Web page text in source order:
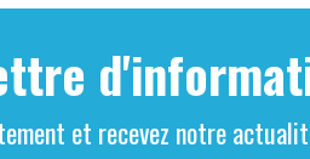
et recevez notre